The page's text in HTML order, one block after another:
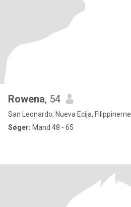
Rowena, 54
San Leonardo, Nueva Ecija, Filippinerne
Søger: Mand 48 - 65